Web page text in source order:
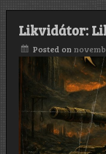
Likvidátor:
Posted on